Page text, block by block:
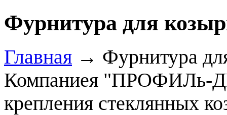
Фурнитура для
Главная → Фурнитура
Компаниея "ПРОФИЛь-
крепления стеклянных